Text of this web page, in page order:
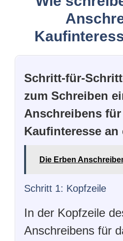
Schritt-für-
zum Schreiben
Anschreibens
Kaufinteresse an
Die Erben
Schritt 1: Kopfzeile
In der Kopfzeile
Anschreibens für